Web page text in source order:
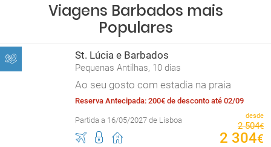
Viagens Barbados mais
Populares
St. Lúcia e Barbados
Pequenas Antilhas, 10 dias
Ao seu gosto com estadia na praia
Reserva Antecipada: 200€ de desconto até 02/09
Partida a 16/05/2027 de Lisboa desde
2 504€
2 304€